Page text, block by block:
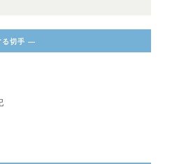
る切手 ―